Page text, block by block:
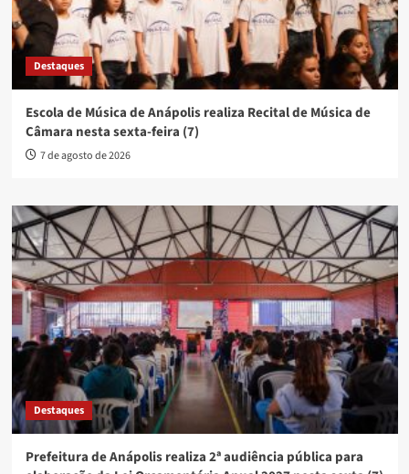
Destaques
Escola de Música de Anápolis realiza Recital de Música de
Câmara nesta sexta-feira (7)
7 de agosto de 2026
Destaques
Prefeitura de Anápolis realiza 2ª audiência pública para